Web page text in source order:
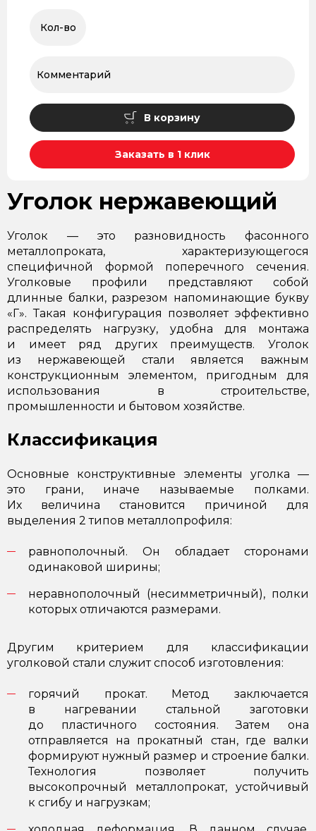
В корзину
Заказать в 1 клик
Уголок нержавеющий
Уголок — это разновидность фасонного
металлопроката, характеризующегося
специфичной формой поперечного сечения.
Уголковые профили представляют собой
длинные балки, разрезом напоминающие букву
«Г». Такая конфигурация позволяет эффективно
распределять нагрузку, удобна для монтажа
и имеет ряд других преимуществ. Уголок
из нержавеющей стали является важным
конструкционным элементом, пригодным для
использования в строительстве,
промышленности и бытовом хозяйстве.
Классификация
Основные конструктивные элементы уголка —
это грани, иначе называемые полками.
Их величина становится причиной для
выделения 2 типов металлопрофиля:
равнополочный. Он обладает сторонами
одинаковой ширины;
неравнополочный (несимметричный), полки
которых отличаются размерами.
Другим критерием для классификации
уголковой стали служит способ изготовления:
горячий прокат. Метод заключается
в нагревании стальной заготовки
до пластичного состояния. Затем она
отправляется на прокатный стан, где валки
формируют нужный размер и строение балки.
Технология позволяет получить
высокопрочный металлопрокат, устойчивый
к сгибу и нагрузкам;